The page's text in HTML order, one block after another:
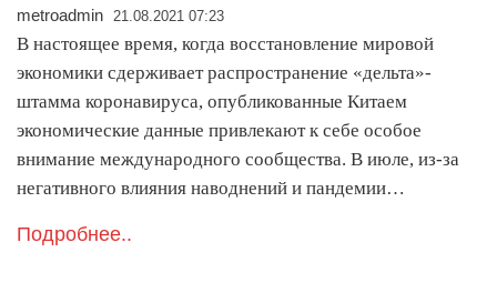
metroadmin 21.08.2021 07:23
В настоящее время, когда восстановление мировой
экономики сдерживает распространение «дельта»-
штамма коронавируса, опубликованные Китаем
экономические данные привлекают к себе особое
внимание международного сообщества. В июле, из-за
негативного влияния наводнений и пандемии…
Подробнее..